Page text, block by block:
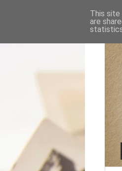
This site
are